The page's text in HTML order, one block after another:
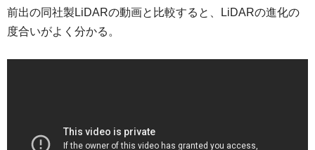
前出の同社製LiDARの動画と比較すると、LiDARの進化の
度合いがよく分かる。